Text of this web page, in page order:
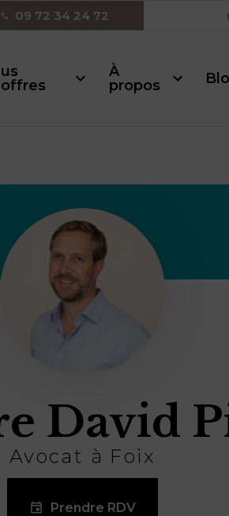
09 72 34 24 72
À
propos
David
Avocat à Foix
Prendre RDV